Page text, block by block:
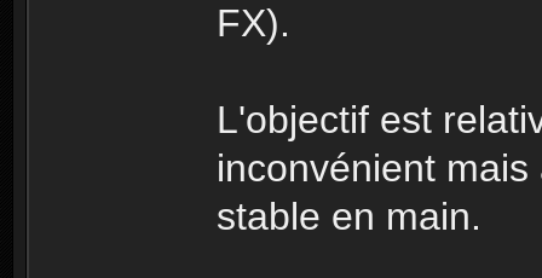
FX).
L'objectif est
inconvénient
stable en main.